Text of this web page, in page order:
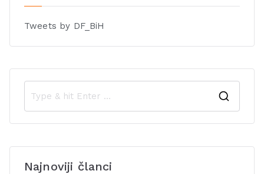
Tweets by DF_BiH
Najnoviji članci